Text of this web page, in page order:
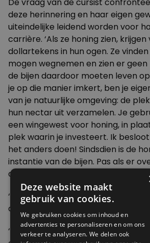
deze herinnering en haar eigen
uiteindelijke leidend worden voor
carrière. ‘Als ze honing zien,
dollartekens in hun ogen. Ze
mogen wegnemen en zien er
de bijen daardoor moeten leven
je op die manier imkert, ben je
van je natuurlijke omgeving: de
hun nectar uit verzamelen. Je
een wingewest voor honing, in
plek waarin je investeert. Ik
het anders doen! Sindsdien is de
instantie van de bijen. Pas als er
daar wat van.’
‘Te veel imkers – hoe
de wilde bijen nog lastiger maken’
‘Het bijenvolk is als een toverbron;
Deze website maakt
gebruik van cookies.
We gebruiken cookies om inhoud en
advertenties te personaliseren en om ons
verkeer te analyseren. We delen ook